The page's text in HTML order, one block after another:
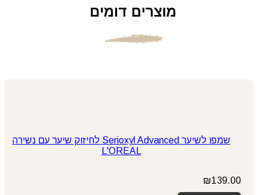
מוצרים דומים
שמפו לשיער Serioxyl Advanced לחיזוק שיער עם נשירה
L'OREAL
₪139.00